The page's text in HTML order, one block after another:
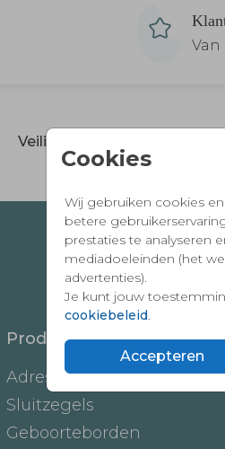
Cookies
Wij gebruiken cookies
betere
prestaties te analyseren
mediadoeleinden (het
advertenties).
Je kunt jouw
cookiebeleid
Accepteren
Van
Veilig en vertrouwd winkelen
Producten
Adresstickers
Sluitzegels
Geboorteborden